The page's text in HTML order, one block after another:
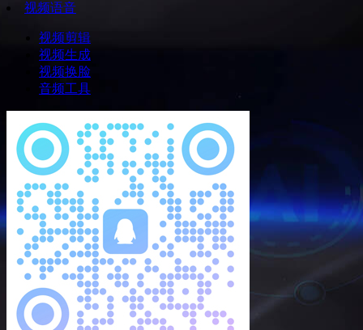
视频语音
视频剪辑
视频生成
视频换脸
音频工具